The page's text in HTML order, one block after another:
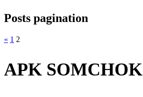
Posts pagination
« 1 2
APK SOMCHOK